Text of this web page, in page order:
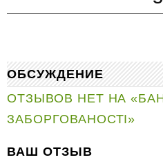
ОБСУЖДЕНИЕ
ОТЗЫВОВ НЕТ НА
ЗАБОРГОВАНОСТІ»
ВАШ ОТЗЫВ